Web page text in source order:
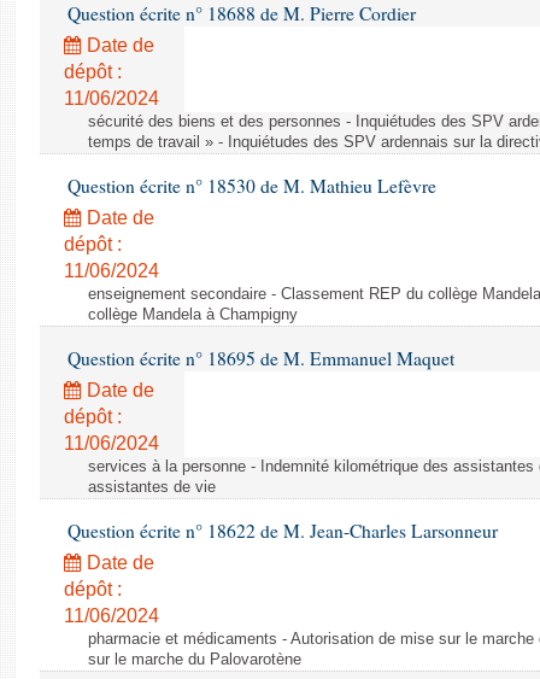
Question écrite n° 18688 de M. Pierre Cordier
Date de
dépôt :
11/06/2024
sécurité des biens et des personnes - Inquiétudes des SPV
temps de travail » - Inquiétudes des SPV ardennais sur la
Question écrite n° 18530 de M. Mathieu Lefèvre
Date de
dépôt :
11/06/2024
enseignement secondaire - Classement REP du collège
collège Mandela à Champigny
Question écrite n° 18695 de M. Emmanuel Maquet
Date de
dépôt :
11/06/2024
services à la personne - Indemnité kilométrique des
assistantes de vie
Question écrite n° 18622 de M. Jean-Charles Larsonneur
Date de
dépôt :
11/06/2024
pharmacie et médicaments - Autorisation de mise sur le
sur le marche du Palovarotène